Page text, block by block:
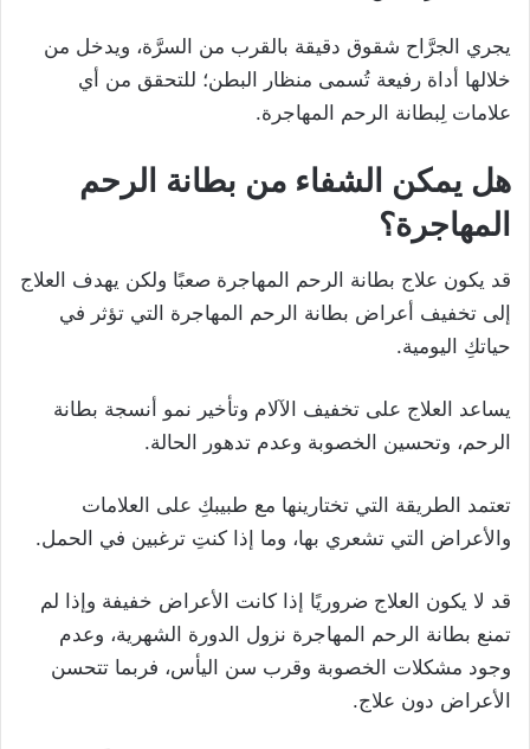
يجري الجرَّاح شقوق دقيقة بالقرب من السرَّة، ويدخل من
خلالها أداة رفيعة تُسمى منظار البطن؛ للتحقق من أي
علامات لِبطانة الرحم المهاجرة.
هل يمكن الشفاء من بطانة الرحم
المهاجرة؟
قد يكون علاج بطانة الرحم المهاجرة صعبًا ولكن يهدف العلاج
إلى تخفيف أعراض بطانة الرحم المهاجرة التي تؤثر في
حياتكِ اليومية.
يساعد العلاج على تخفيف الآلام وتأخير نمو أنسجة بطانة
الرحم، وتحسين الخصوبة وعدم تدهور الحالة.
تعتمد الطريقة التي تختارينها مع طبيبكِ على العلامات
والأعراض التي تشعري بها، وما إذا كنتِ ترغبين في الحمل.
قد لا يكون العلاج ضروريًا إذا كانت الأعراض خفيفة وإذا لم
تمنع بطانة الرحم المهاجرة نزول الدورة الشهرية، وعدم
وجود مشكلات الخصوبة وقرب سن اليأس، فربما تتحسن
الأعراض دون علاج.